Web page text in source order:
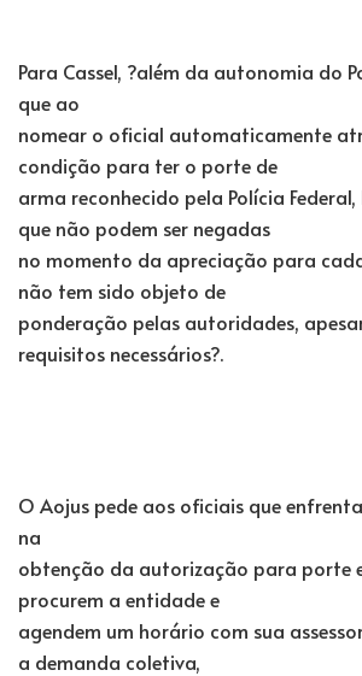
Para Cassel, ?além da autonomia do
que ao
nomear o oficial automaticamente
condição para ter o porte de
arma reconhecido pela Polícia
que não podem ser negadas
no momento da apreciação para
não tem sido objeto de
ponderação pelas autoridades,
requisitos necessários?.
O Aojus pede aos oficiais que
na
obtenção da autorização para porte
procurem a entidade e
agendem um horário com sua
a demanda coletiva,